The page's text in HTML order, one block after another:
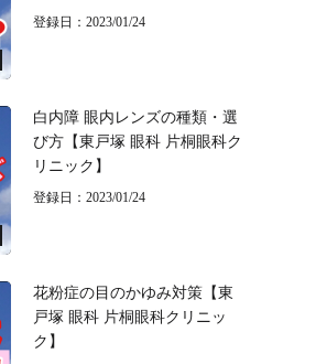
登録日：2023/01/24
白内障 眼内レンズの種類・選
び方【東戸塚 眼科 片桐眼科ク
リニック】
登録日：2023/01/24
花粉症の目のかゆみ対策【東
戸塚 眼科 片桐眼科クリニッ
ク】